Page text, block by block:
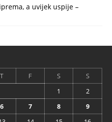
a uvijek uspije –
T F S
S
1
2
6 7 8
9